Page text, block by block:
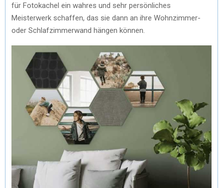
für Fotokachel ein wahres und sehr persönliches
Meisterwerk schaffen, das sie dann an ihre Wohnzimmer-
oder Schlafzimmerwand hängen können.